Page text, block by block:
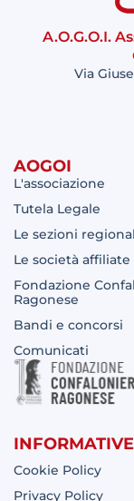
A.O.G.O.I.
Via
AOGOI
L'associazione
Tutela Legale
Le sezioni
Le società affiliate
Fondazione
Ragonese
Bandi e concorsi
Comunicati
INFORMATIVE
Cookie Policy
Privacy Policy